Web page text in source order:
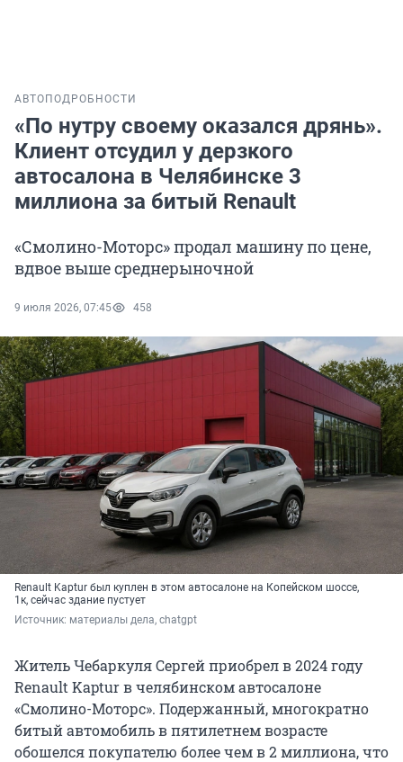
АВТО ПОДРОБНОСТИ
«По нутру своему оказался дрянь».
Клиент отсудил у дерзкого
автосалона в Челябинске 3
миллиона за битый Renault
«Смолино-Моторс» продал машину по цене,
вдвое выше среднерыночной
9 июля 2026, 07:45 458
Renault Kaptur был куплен в этом автосалоне на Копейском шоссе,
1к, сейчас здание пустует
Источник: материалы дела, chatgpt
Житель Чебаркуля Сергей приобрел в 2024 году
Renault Kaptur в челябинском автосалоне
«Смолино-Моторс». Подержанный, многократно
битый автомобиль в пятилетнем возрасте
обошелся покупателю более чем в 2 миллиона, что